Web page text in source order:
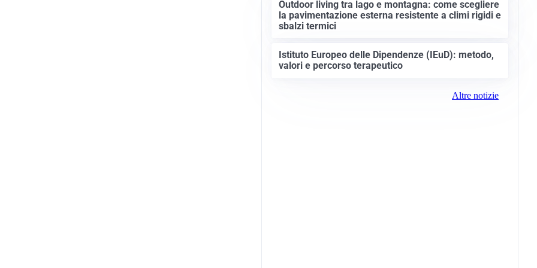
Outdoor living tra lago e montagna: come scegliere
la pavimentazione esterna resistente a climi rigidi e
sbalzi termici
Istituto Europeo delle Dipendenze (IEuD): metodo,
valori e percorso terapeutico
Altre notizie